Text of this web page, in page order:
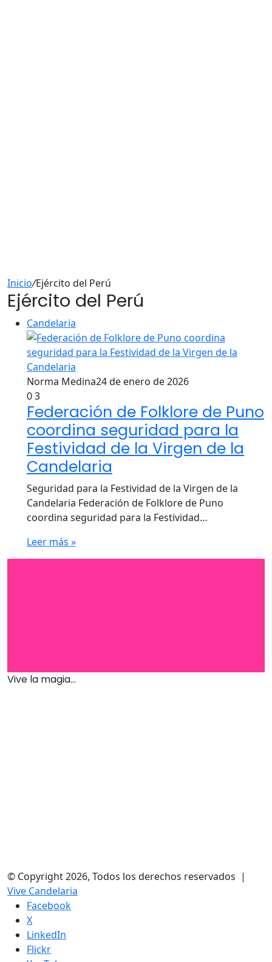
Inicio/Ejército del Perú
Ejército del Perú
Candelaria
Norma Medina24 de enero de 2026
03
Federación de Folklore de Puno
coordina seguridad para la
Festividad de la Virgen de la
Candelaria
Seguridad para la Festividad de la Virgen de la
Candelaria Federación de Folklore de Puno
coordina seguridad para la Festividad…
Leer más »
Vive la magia...
© Copyright 2026, Todos los derechos reservados |
Vive Candelaria
Facebook
X
LinkedIn
Flickr